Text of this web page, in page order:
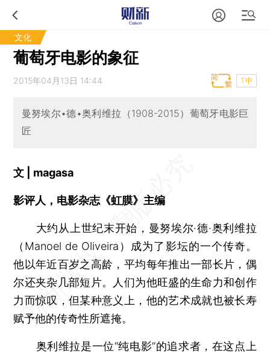
文化
葡萄牙电影的象征
2015年04月13日 14:44 T中
曼努埃尔•德•奥利维拉（1908-2015）葡萄牙电影巨
匠
文 | magasa
影评人，电影杂志《虹膜》主编
大约从上世纪末开始，曼努埃尔·德·奥利维拉
（Manoel de Oliveira）成为了影坛的一个传奇。
他以年近百岁之高龄，平均每年推出一部长片，偶
尔还夹杂几部短片。人们为他旺盛的生命力和创作
力而惊叹，但某种意义上，他的艺术成就也被长寿
赋予他的传奇性所遮掩。
奥利维拉是一位“纯电影”的追求者，在这点上